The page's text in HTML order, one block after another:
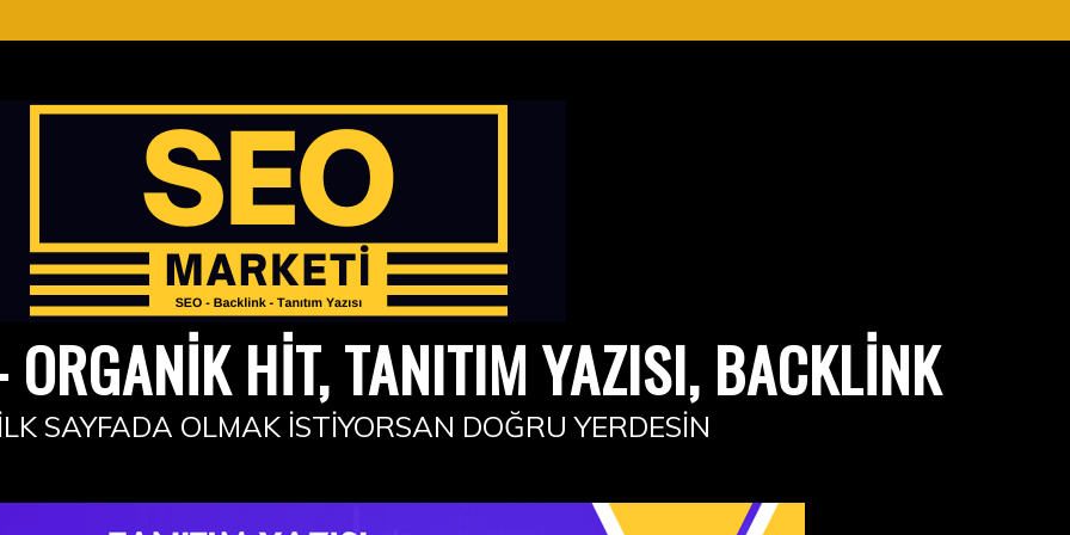
ORGANIK HIT, TANITIM YAZISI, BACKLINK
SAYFADA OLMAK İSTIYORSAN DOĞRU YERDESIN